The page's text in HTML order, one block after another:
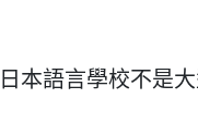
日本語言學校不是